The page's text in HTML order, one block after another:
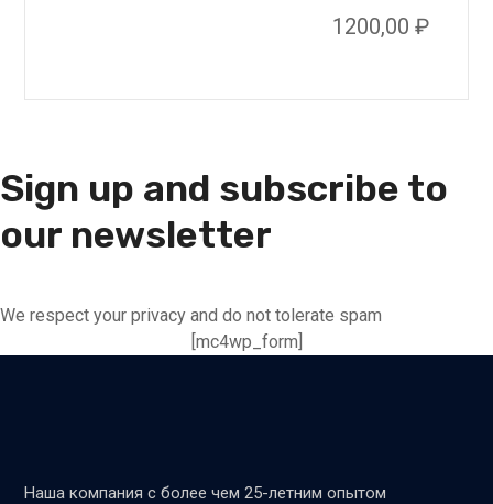
1200,00 ₽
Sign up and subscribe to
our newsletter
We respect your privacy and do not tolerate spam
[mc4wp_form]
Наша компания с более чем 25-летним опытом